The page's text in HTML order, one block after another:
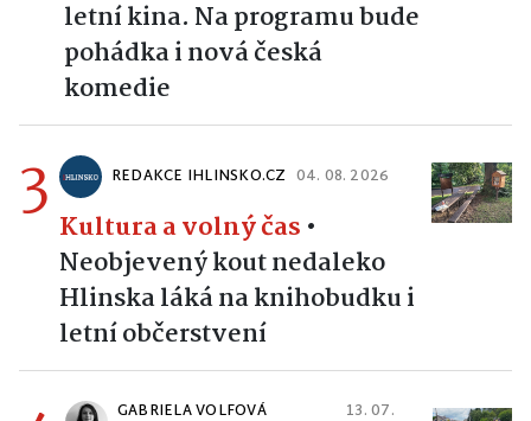
týden nabídne Hlinsko dvě
letní kina. Na programu bude
pohádka i nová česká
komedie
3 REDAKCE IHLINSKO.CZ 04. 08. 2026
Kultura a volný čas•
Neobjevený kout nedaleko
Hlinska láká na knihobudku i
letní občerstvení